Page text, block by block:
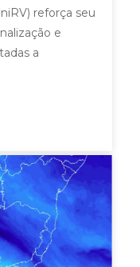
reforça seu
e
a